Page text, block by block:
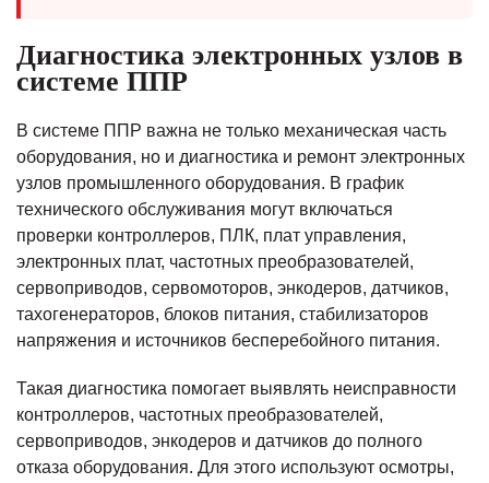
Диагностика электронных узлов в
системе ППР
В системе ППР важна не только механическая часть
оборудования, но и диагностика и ремонт электронных
узлов промышленного оборудования. В график
технического обслуживания могут включаться
проверки контроллеров, ПЛК, плат управления,
электронных плат, частотных преобразователей,
сервоприводов, сервомоторов, энкодеров, датчиков,
тахогенераторов, блоков питания, стабилизаторов
напряжения и источников бесперебойного питания.
Такая диагностика помогает выявлять неисправности
контроллеров, частотных преобразователей,
сервоприводов, энкодеров и датчиков до полного
отказа оборудования. Для этого используют осмотры,